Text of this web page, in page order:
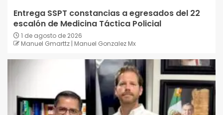
Entrega SSPT constancias a egresados del 22
escalón de Medicina Táctica Policial
1 de agosto de 2026
Manuel Gmarttz | Manuel Gonzalez Mx